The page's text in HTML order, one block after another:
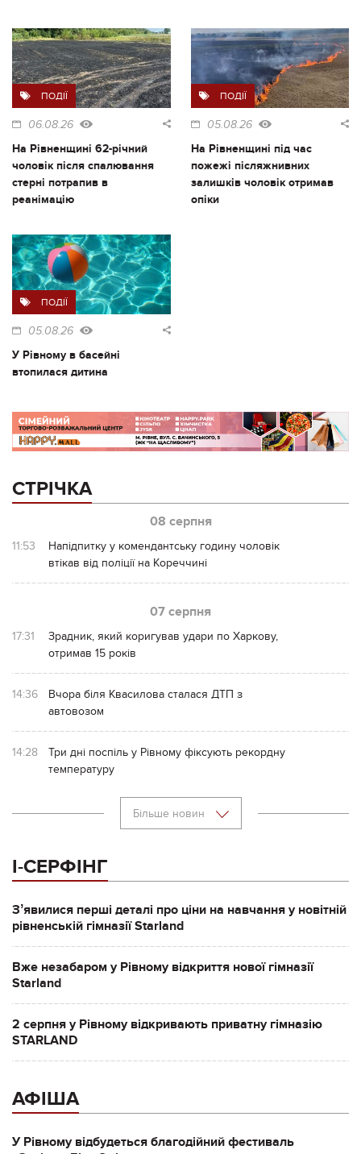
ПОДІЇ
06.08.26
На Рівненщині 62-річний
чоловік після спалювання
стерні потрапив в
реанімацію
ПОДІЇ
05.08.26
На Рівненщині під час
пожежі післяжнивних
залишків чоловік отримав
опіки
ПОДІЇ
05.08.26
У Рівному в басейні
втопилася дитина
СТРІЧКА
08 серпня
11:53
Напідпитку у комендантську годину чоловік
втікав від поліції на Кореччині
07 серпня
17:31
Зрадник, який коригував удари по Харкову,
отримав 15 років
14:36
Вчора біля Квасилова сталася ДТП з
автовозом
14:28
Три дні поспіль у Рівному фіксують рекордну
температуру
Більше новин
І-СЕРФІНГ
Зʼявилися перші деталі про ціни на навчання у новітній
рівненській гімназії Starland
Вже незабаром у Рівному відкриття нової гімназії
Starland
2 серпня у Рівному відкривають приватну гімназію
STARLAND
АФІША
У Рівному відбудеться благодійний фестиваль